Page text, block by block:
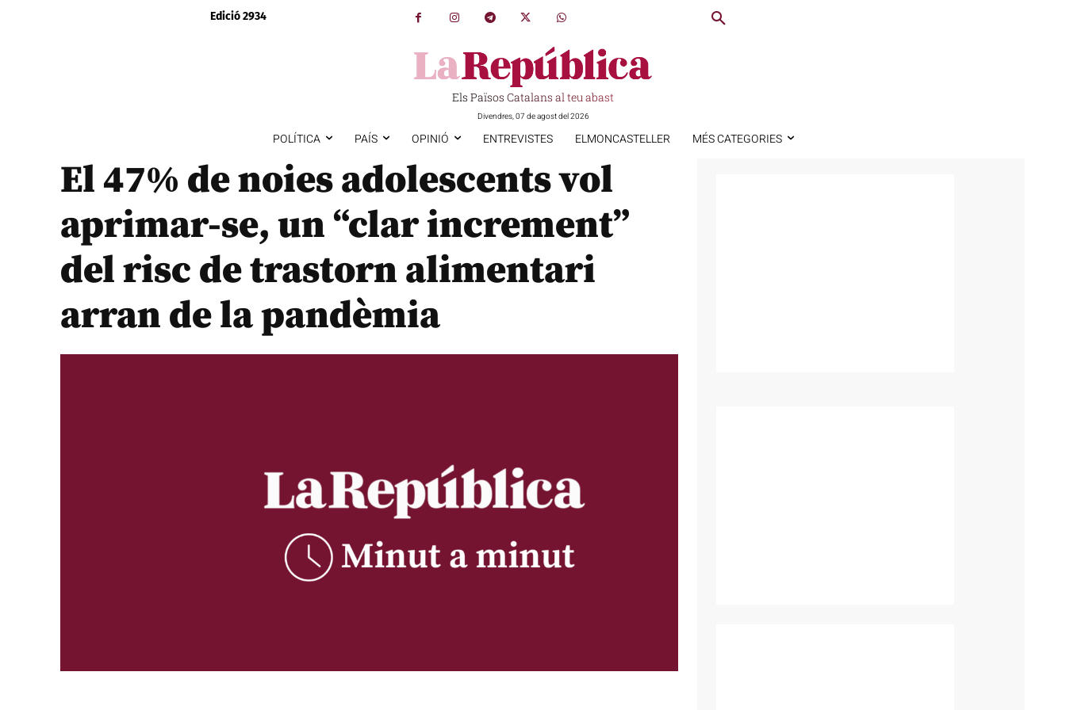
Edició 2934
Els Països Catalans al teu abast
Divendres, 07 de agost del 2026
POLÍTICA PAÍS OPINIÓ ENTREVISTES ELMONCASTELLER MÉS CATEGORIES
El 47% de noies adolescents vol
aprimar-se, un “clar increment”
del risc de trastorn alimentari
arran de la pandèmia